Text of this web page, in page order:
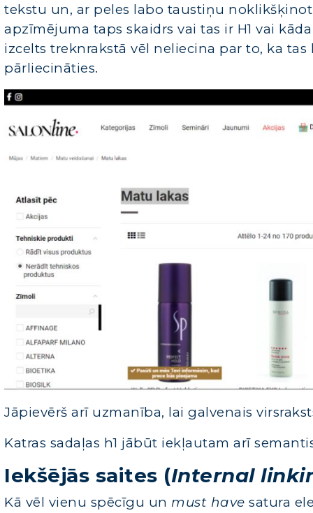
tekstu un, ar peles labo taustiņu
apzīmējuma taps skaidrs vai tas ir H1 vai
izcelts treknrakstā vēl neliecina par to, ka
pārliecināties.
Jāpievērš arī uzmanība, lai galvenais
Katras sadaļas h1 jābūt iekļautam arī
Iekšējās saites (Internal
Kā vēl vienu spēcīgu un must have satura